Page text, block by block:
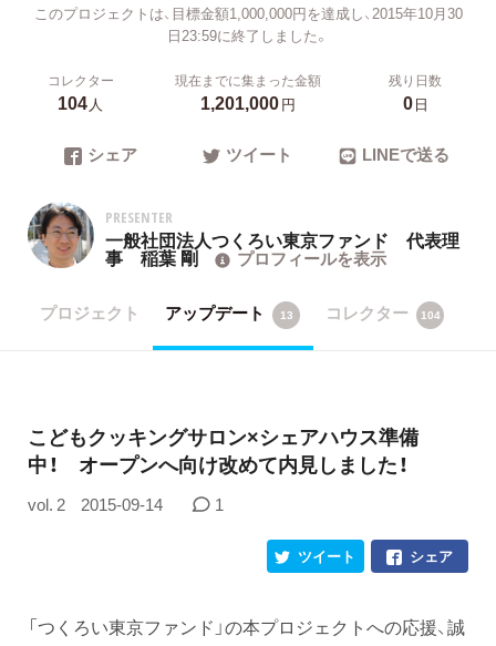
このプロジェクトは、目標金額1,000,000円を達成し、2015年10月30
日23:59に終了しました。
コレクター
104人
現在までに集まった金額
1,201,000円
残り日数
0日
シェア ツイート LINEで送る
PRESENTER
一般社団法人つくろい東京ファンド 代表理
事 稲葉 剛 プロフィールを表示
プロジェクト アップデート 13 コレクター 104
こどもクッキングサロン×シェアハウス準備
中！ オープンへ向け改めて内見しました！
vol. 2 2015-09-14 1
シェア
ツイート
「つくろい東京ファンド」の本プロジェクトへの応援、誠